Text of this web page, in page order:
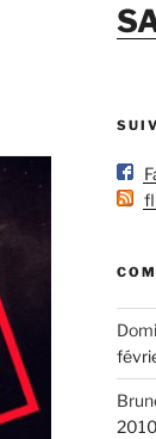
2010